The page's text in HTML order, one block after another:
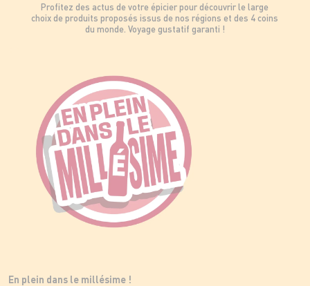
Profitez des actus de votre épicier pour découvrir le large
choix de produits proposés issus de nos régions et des 4 coins
du monde. Voyage gustatif garanti !
En plein dans le millésime !